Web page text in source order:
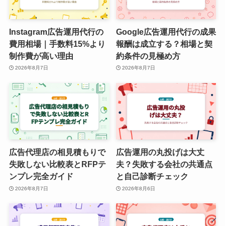
Instagram広告運用代行の
費用相場｜手数料15%より
制作費が高い理由
2026年8月7日
Google広告運用代行の成果
報酬は成立する？相場と契
約条件の見極め方
2026年8月7日
広告代理店の相見積もりで
失敗しない比較表とRFPテ
ンプレ完全ガイド
2026年8月7日
広告運用の丸投げは大丈
夫？失敗する会社の共通点
と自己診断チェック
2026年8月6日